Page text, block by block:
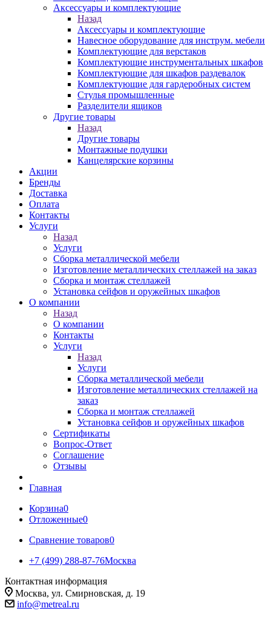
Аксессуары и комплектующие
Назад
Аксессуары и комплектующие
Навесное оборудование для инструм. мебели
Комплектующие для верстаков
Комплектующие инструментальных шкафов
Комплектующие для шкафов раздевалок
Комплектующие для гардеробных систем
Стулья промышленные
Разделители ящиков
Другие товары
Назад
Другие товары
Монтажные подушки
Канцелярские корзины
Акции
Бренды
Доставка
Оплата
Контакты
Услуги
Назад
Услуги
Сборка металлической мебели
Изготовление металлических стеллажей на заказ
Сборка и монтаж стеллажей
Установка сейфов и оружейных шкафов
О компании
Назад
О компании
Контакты
Услуги
Назад
Услуги
Сборка металлической мебели
Изготовление металлических стеллажей на
заказ
Сборка и монтаж стеллажей
Установка сейфов и оружейных шкафов
Сертификаты
Вопрос-Ответ
Соглашение
Отзывы
Главная
Корзина0
Отложенные0
Сравнение товаров0
+7 (499) 288-87-76Москва
Контактная информация
Москва, ул. Смирновская, д. 19
info@metreal.ru